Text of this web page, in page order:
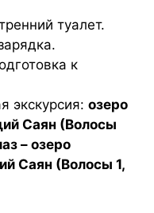
туалет.
к
экскурсия: озеро
Саян (Волосы
– озеро
Саян (Волосы 1,